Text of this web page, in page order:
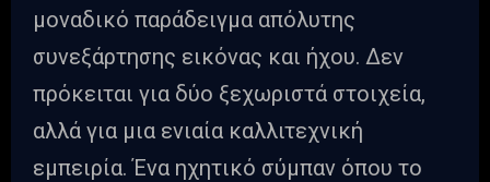
μοναδικό παράδειγμα απόλυτης
συνεξάρτησης εικόνας και ήχου. Δεν
πρόκειται για δύο ξεχωριστά στοιχεία,
αλλά για μια ενιαία καλλιτεχνική
εμπειρία. Ένα ηχητικό σύμπαν όπου το